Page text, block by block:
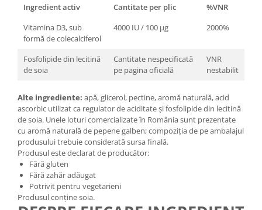
Ingredient activ Cantitate per plic
%VNR
Vitamina D3, sub
formă de colecalciferol
4000 IU / 100 µg 2000%
Fosfolipide din lecitină
de soia
Cantitate nespecificată
pe pagina oficială
VNR
nestabilit
Alte ingrediente: apă, glicerol, pectine, aromă naturală, acid
ascorbic utilizat ca regulator de aciditate și fosfolipide din lecitină
de soia. Unele loturi comercializate în România sunt prezentate
cu aromă naturală de pepene galben; compoziția de pe ambalajul
produsului trebuie considerată sursa finală.
Produsul este declarat de producător:
Fără gluten
Fără zahăr adăugat
Potrivit pentru vegetarieni
Produsul conține soia.